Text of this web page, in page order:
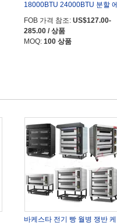
18000BTU 24000BTU 분할 에
FOB 가격 참조: US$127.00-
285.00 / 상품
MOQ: 100 상품
바케스타 전기 빵 월병 쟁반 케